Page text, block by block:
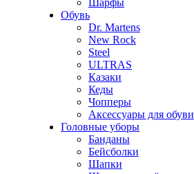
Обувь
Dr. Martens
New Rock
Steel
ULTRAS
Казаки
Кеды
Чопперы
Аксессуары для обуви
Головные уборы
Банданы
Бейсболки
Шапки